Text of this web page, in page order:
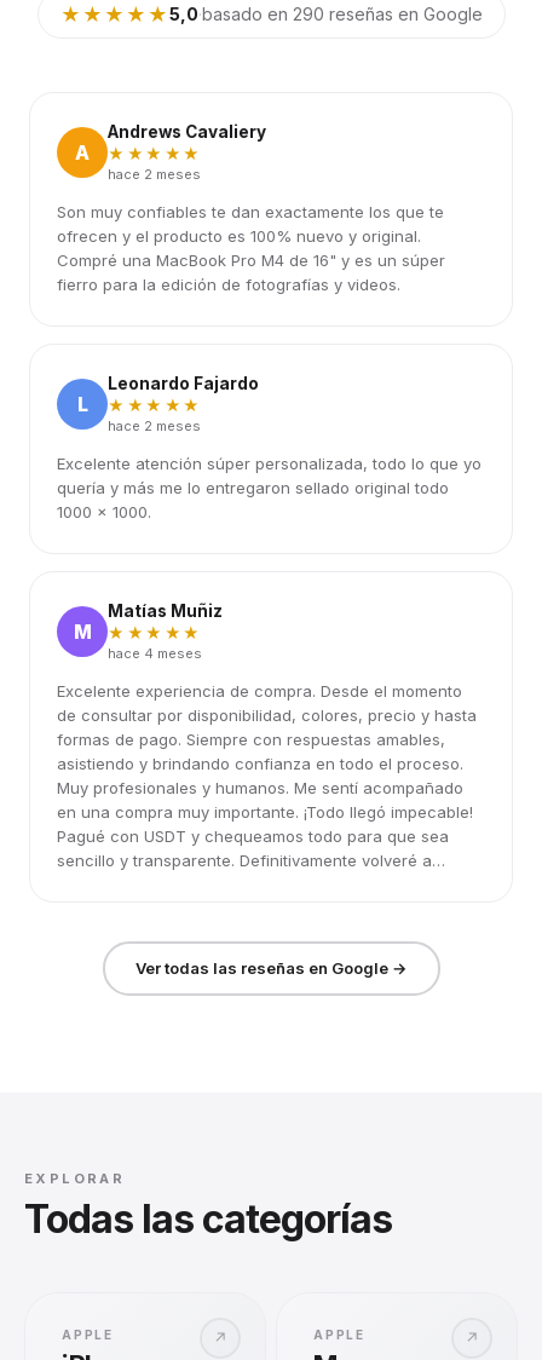
★★★★★5,0·basado en 290 reseñas en Google
A
Andrews Cavaliery
★★★★★
hace 2 meses
Son muy confiables te dan exactamente los que te
ofrecen y el producto es 100% nuevo y original.
Compré una MacBook Pro M4 de 16" y es un súper
fierro para la edición de fotografías y videos.
L
Leonardo Fajardo
★★★★★
hace 2 meses
Excelente atención súper personalizada, todo lo que yo
quería y más me lo entregaron sellado original todo
1000 x 1000.
M
Matías Muñiz
★★★★★
hace 4 meses
Excelente experiencia de compra. Desde el momento
de consultar por disponibilidad, colores, precio y hasta
formas de pago. Siempre con respuestas amables,
asistiendo y brindando confianza en todo el proceso.
Muy profesionales y humanos. Me sentí acompañado
en una compra muy importante. ¡Todo llegó impecable!
Pagué con USDT y chequeamos todo para que sea
sencillo y transparente. Definitivamente volveré a
Ver todas las reseñas en Google →
EXPLORAR
Todas las categorías
↗
APPLE ↗
APPLE